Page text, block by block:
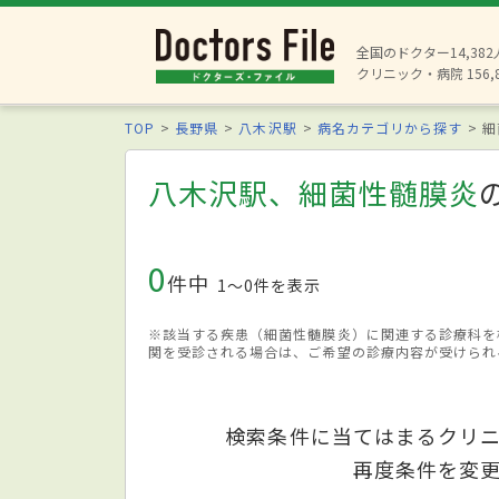
全国のドクター14,382
クリニック・病院
TOP 長野県 八木沢駅 病名カテゴリから探す
八木沢駅、細菌性髄膜炎
0件中 1〜0件を表示
※該当する疾患（細菌性髄膜炎）に関連する診療科
関を受診される場合は、ご希望の診療内容が受けら
検索条件に当てはまるクリ
再度条件を変